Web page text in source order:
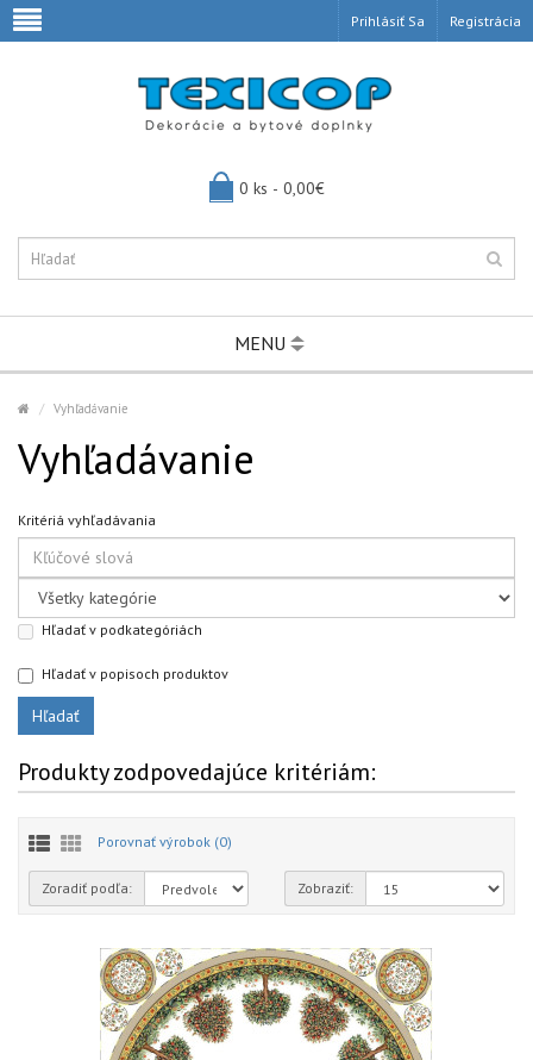
Prihlásiť Sa Registrácia
0 ks - 0,00€
MENU
Vyhľadávanie
Vyhľadávanie
Kritériá vyhľadávania
Hľadať v podkategóriách
Hľadať v popisoch produktov
Produkty zodpovedajúce kritériám:
Porovnať výrobok (0)
Zoradiť podľa: Zobraziť: